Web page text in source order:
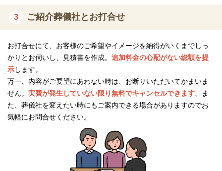
金欄骨覆い
白黒遺影
モニター遺影
木製後壇
枕飾りセット
3 ご紹介葬儀社とお打合せ
お打合せにて、お客様のご希望やイメージを納得がいくまでしっ
かりとお伺いし、見積書を作成。 追加料金の心配がない総額を提
示します。
万一、内容がご要望にあわない時は、お断りいただいてかまいま
せん。 実費が発生していない限り無料でキャンセルできます。
ま
た、葬儀社を変えたい時にもご案内できる場合がありますのでお
気軽にお問合せください。